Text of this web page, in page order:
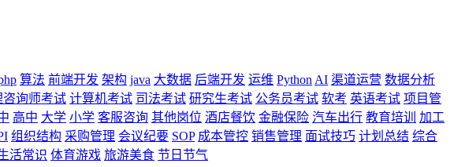
算法 前端开发 架构 java 大数据 后端开发 运维 Python AI 渠道运营 数据分析
咨询师考试 计算机考试 司法考试 研究生考试 公务员考试 软考 英语考试 项目管
高中 大学 小学 客服咨询 其他岗位 酒店餐饮 金融保险 汽车出行 教育培训
加工
组织结构 采购管理 会议纪要 SOP 成本管控 销售管理 面试技巧 计划总结 综合
活常识 体育游戏 旅游美食 节日节气